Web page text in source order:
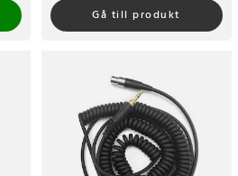
Gå till produkt